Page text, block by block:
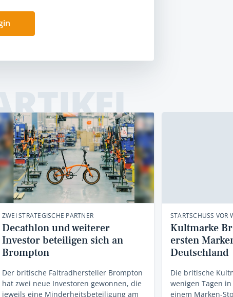
ZWEI STRATEGISCHE PARTNER
Decathlon und weiterer
Investor beteiligen sich an
Brompton
Der britische Faltradhersteller Brompton
hat zwei neue Investoren gewonnen, die
jeweils eine Minderheitsbeteiligung am
STARTSCHUSS VOR
Kultmarke
ersten
Deutschland
Die britische
wenigen Tagen
einem Marken-